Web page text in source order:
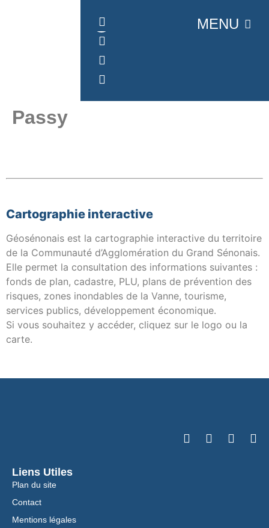
MENU
Passy
Cartographie interactive
Géosénonais est la cartographie interactive du territoire
de la Communauté d’Agglomération du Grand Sénonais.
Elle permet la consultation des informations suivantes :
fonds de plan, cadastre, PLU, plans de prévention des
risques, zones inondables de la Vanne, tourisme,
services publics, développement économique.
Si vous souhaitez y accéder, cliquez sur le logo ou la
carte.
Liens Utiles
Plan du site
Contact
Mentions légales